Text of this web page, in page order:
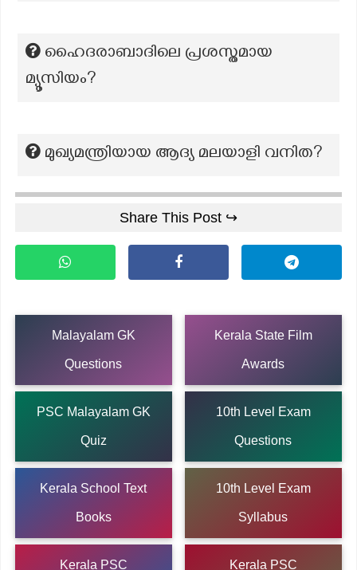
ഹൈദരാബാദിലെ പ്രശസ്തമായ
മ്യൂസിയം?
മുഖ്യമന്ത്രിയായ ആദ്യ മലയാളി വനിത?
Share This Post ↪
Malayalam GK
Questions
Kerala State Film
Awards
PSC Malayalam GK
Quiz
10th Level Exam
Questions
Kerala School Text
Books
10th Level Exam
Syllabus
Kerala PSC Kerala PSC